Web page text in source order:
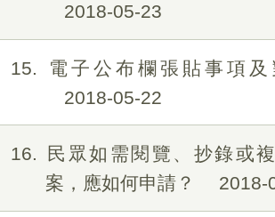
2018-05-23
15
電子公布欄張貼事項及
2018-05-22
16
民眾如需閱覽、抄錄或
案，應如何申請？
2018-